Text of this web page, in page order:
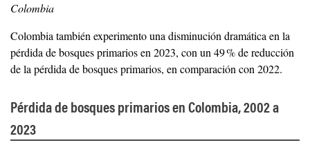
Colombia
Colombia también experimento una disminución dramática en la
pérdida de bosques primarios en 2023, con un 49 % de reducción
de la pérdida de bosques primarios, en comparación con 2022.
Pérdida de bosques primarios en Colombia, 2002 a
2023